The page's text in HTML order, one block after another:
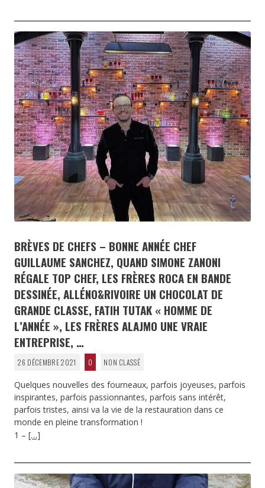
BRÈVES DE CHEFS – BONNE ANNÉE CHEF
GUILLAUME SANCHEZ, QUAND SIMONE ZANONI
RÉGALE TOP CHEF, LES FRÈRES ROCA EN BANDE
DESSINÉE, ALLÉNO&RIVOIRE UN CHOCOLAT DE
GRANDE CLASSE, FATIH TUTAK « HOMME DE
L’ANNÉE », LES FRÈRES ALAJMO UNE VRAIE
ENTREPRISE, …
26 DÉCEMBRE 2021 0 NON CLASSÉ
Quelques nouvelles des fourneaux, parfois joyeuses, parfois
inspirantes, parfois passionnantes, parfois sans intérêt,
parfois tristes, ainsi va la vie de la restauration dans ce
monde en pleine transformation !
1 – […]